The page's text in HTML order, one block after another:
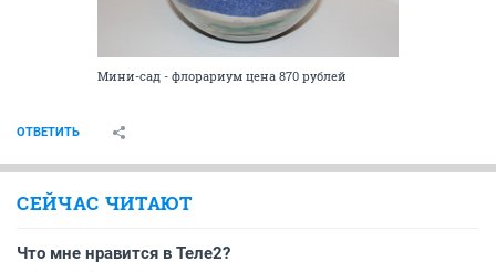
Мини-сад - флорариум цена 870 рублей
ОТВЕТИТЬ
СЕЙЧАС ЧИТАЮТ
Что мне нравится в Теле2?